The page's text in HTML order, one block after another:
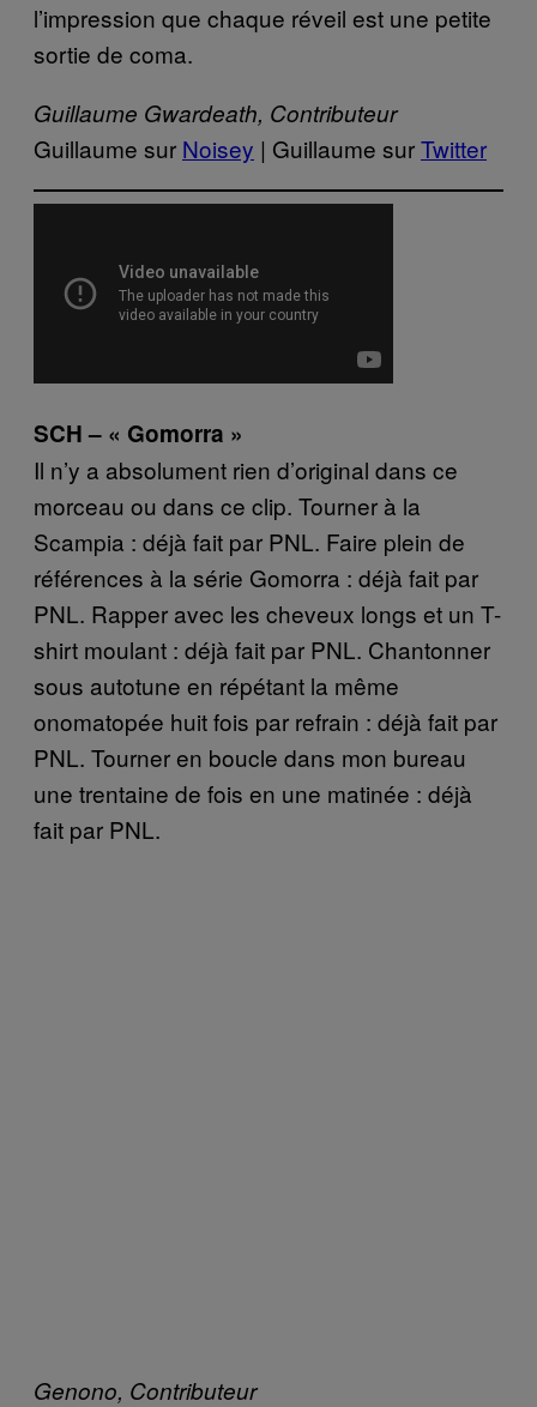
l’impression que chaque réveil est une petite
sortie de coma.
Guillaume Gwardeath, Contributeur
Guillaume sur Noisey | Guillaume surTwitter
SCH – « Gomorra »
Il n’y a absolument rien d’original dans ce
morceau ou dans ce clip. Tourner à la
Scampia : déjà fait par PNL. Faire plein de
références à la série Gomorra : déjà fait par
PNL. Rapper avec les cheveux longs et un T-
shirt moulant : déjà fait par PNL. Chantonner
sous autotune en répétant la même
onomatopée huit fois par refrain : déjà fait par
PNL. Tourner en boucle dans mon bureau
une trentaine de fois en une matinée : déjà
fait par PNL.
Genono, Contributeur